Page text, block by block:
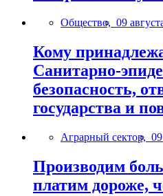
Общество, 09
Кому
Санитарно-
безопасность,
государства и
Аграрный сектор,
Производим
платим дороже,